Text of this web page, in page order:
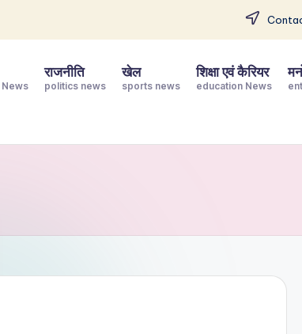
News
राजनीति
politics news
खेल
sports news
शिक्षा एवं कैरियर
education News